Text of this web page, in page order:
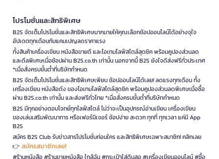
โปรโมชั่นและสิทธิพิเศษ
B2S จัดเต็มโปรโมชั่นและสิทธิพิเศษมากมายให้คุณเลือกช้อปออนไลน์ได้อย่างจุใจ
อัปเดตทุกเดือนกับแคมเปญลดราคาแรง
ทั้งสินค้าเครื่องเขียน หนังสือขายดี และไอเทมไลฟ์สไตล์สุดชิค พร้อมคูปองส่วนลด
และดีลพิเศษเมื่อช้อปผ่าน B2S.co.th เท่านั้น นอกจากนี้ B2S ยังใจดีส่งฟรีทั่วประเทศ
*เมื่อสั่งครบขั้นต่ำที่บริษัทกำหนด
B2S จัดเต็มโปรโมชั่นและสิทธิพิเศษเพียบ ช้อปออนไลน์ได้เลย! ลดแรงทุกเดือน ทั้ง
เครื่องเขียน หนังสือดัง ของไอเทมไลฟ์สไตล์สุดชิค พร้อมคูปองส่วนลดพิเศษเมื่อซื้อ
ผ่าน B2S.co.th เท่านั้น และส่งฟรีทั่วไทย *เมื่อสั่งครบขั้นต่ำที่บริษัทกำหนด
B2S มีทุกอย่างตอบโจทย์ทุกไลฟ์สไตล์ ไม่ว่าจะเป็นอุปกรณ์อ่านเขียน เครื่องเขียน
ของเล่นเสริมพัฒนาการ หรือเฟอร์นิเจอร์ ช้อปง่าย สะดวก ทุกที่ ทุกเวลา แค่มี App
B2S
สมัคร B2S Club รับข่าวสารโปรโมชั่นก่อนใคร และสิทธิพิเศษเฉพาะสมาชิก! คลิกเลย
👉 สมัครสมาชิกเลย!
#ร้านหนังสือ #ร้านขายหนังสือ ใกล้ฉัน #กระเป๋าใส่ดินสอ #เครื่องเขียนออนไลน์ #ซื้อ